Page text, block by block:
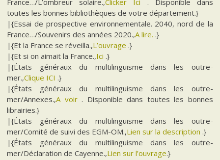
France…/L’ombreur solaire.,Clicker Ici . Disponible dans
toutes les bonnes bibliothèques de votre département.}
|{Essai de prospective environnementale. 2040, nord de la
France…/Souvenirs des années 2020.,A lire. .}
|{Et la France se réveilla.,L’ouvrage .}
|{Et si on aimait la France.,Ici .}
|{États généraux du multilinguisme dans les outre-
mer.,Clique ICI .}
|{États généraux du multilinguisme dans les outre-
mer/Annexes.,A voir . Disponible dans toutes les bonnes
librairies.}
|{États généraux du multilinguisme dans les outre-
mer/Comité de suivi des EGM-OM.,Lien sur la description .}
|{États généraux du multilinguisme dans les outre-
mer/Déclaration de Cayenne.,Lien sur l’ouvrage.}